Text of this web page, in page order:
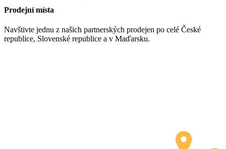
Prodejní místa
Navštivte jednu z našich partnerských prodejen po celé České
republice, Slovenské republice a v Maďarsku.